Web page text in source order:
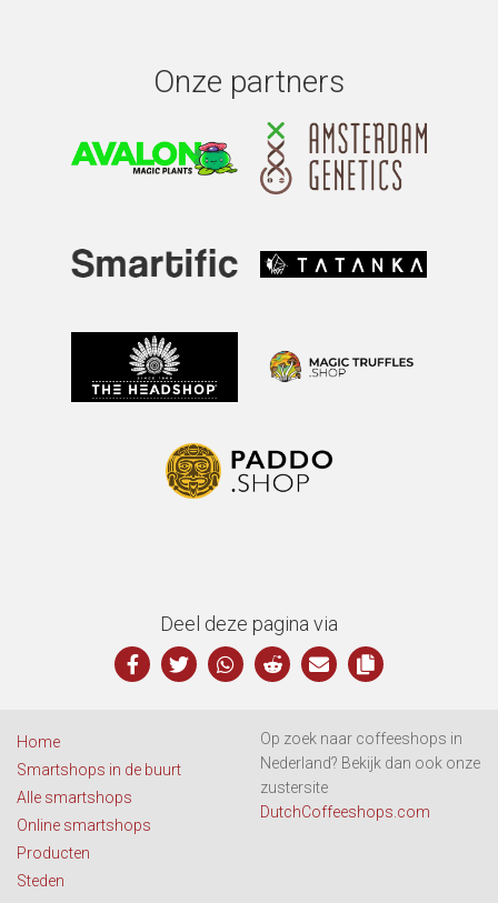
Onze partners
Deel deze pagina via
Home
Smartshops in de buurt
Alle smartshops
Online smartshops
Producten
Steden
Op zoek naar coffeeshops in
Nederland? Bekijk dan ook onze
zustersite
DutchCoffeeshops.com